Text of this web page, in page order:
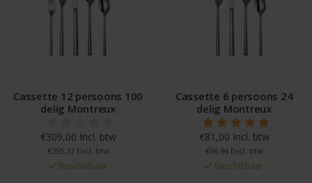
Cassette 12 persoons 100
delig Montreux
€309,00 Incl. btw
€255,37 Excl. btw
Beschikbaar
Cassette 6 persoons 24
delig Montreux
€81,00 Incl. btw
€66,94 Excl. btw
Beschikbaar